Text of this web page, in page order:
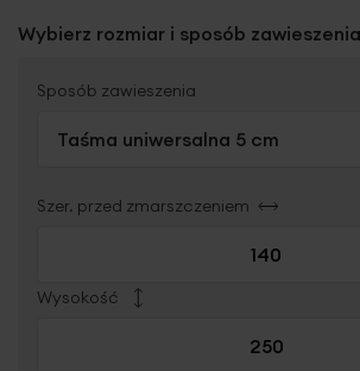
Wybierz rozmiar i sposób
Sposób zawieszenia
Taśma uniwersalna 5 cm
Szer. przed zmarszczeniem
Wysokość